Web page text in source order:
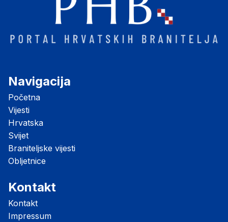
Navigacija
Početna
Vijesti
Hrvatska
Svijet
Braniteljske vijesti
Obljetnice
Kontakt
Kontakt
Impressum